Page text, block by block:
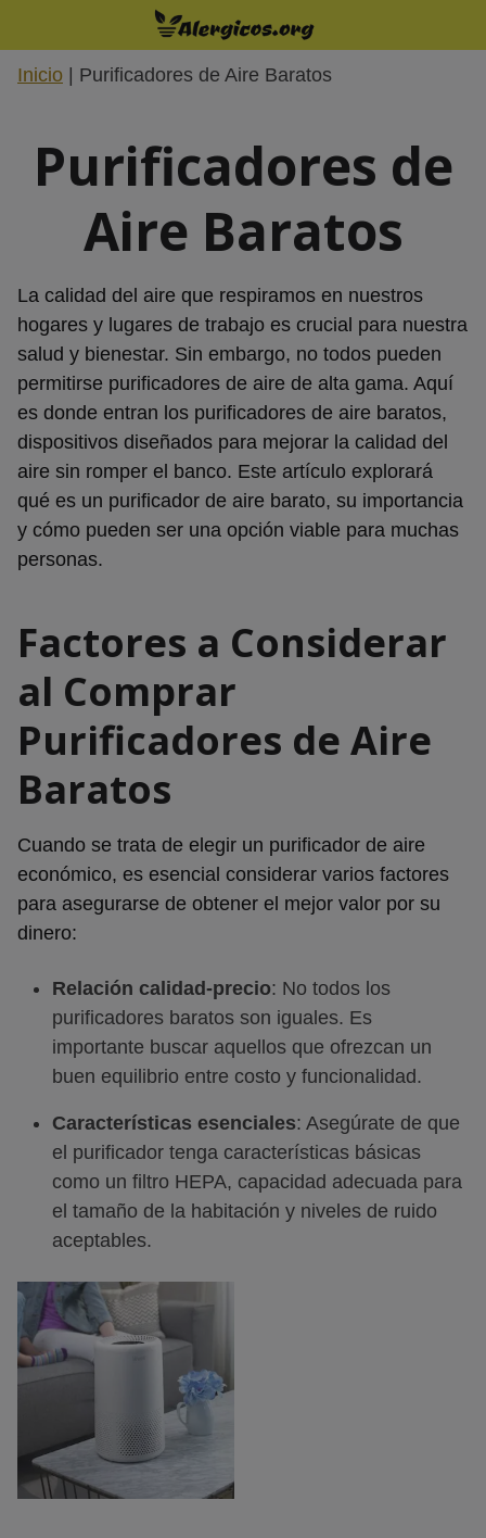
contenido
Inicio | Purificadores de Aire Baratos
Purificadores de
Aire Baratos
La calidad del aire que respiramos en nuestros
hogares y lugares de trabajo es crucial para nuestra
salud y bienestar. Sin embargo, no todos pueden
permitirse purificadores de aire de alta gama. Aquí
es donde entran los purificadores de aire baratos,
dispositivos diseñados para mejorar la calidad del
aire sin romper el banco. Este artículo explorará
qué es un purificador de aire barato, su importancia
y cómo pueden ser una opción viable para muchas
personas.
Factores a Considerar
al Comprar
Purificadores de Aire
Baratos
Cuando se trata de elegir un purificador de aire
económico, es esencial considerar varios factores
para asegurarse de obtener el mejor valor por su
dinero:
Relación calidad-precio: No todos los
purificadores baratos son iguales. Es
importante buscar aquellos que ofrezcan un
buen equilibrio entre costo y funcionalidad.
Características esenciales: Asegúrate de que
el purificador tenga características básicas
como un filtro HEPA, capacidad adecuada para
el tamaño de la habitación y niveles de ruido
aceptables.